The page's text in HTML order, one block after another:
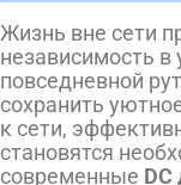
Жизнь вне сети
независимость в
повседневной
сохранить
к сети,
становятся
современные